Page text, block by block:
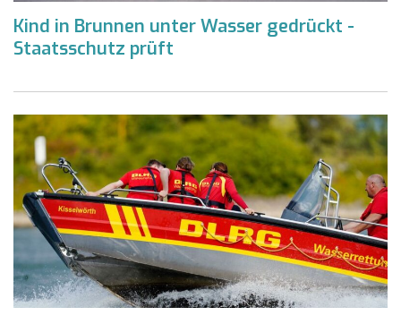
Kind in Brunnen unter Wasser gedrückt -
Staatsschutz prüft